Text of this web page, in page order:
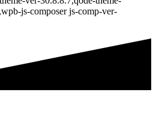
js-composer js-comp-ver-